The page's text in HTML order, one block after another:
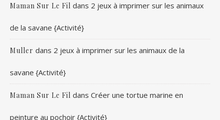
Maman Sur Le Fil dans 2 jeux à imprimer sur les animaux
de la savane {Activité}
Muller dans 2 jeux à imprimer sur les animaux de la
savane {Activité}
Maman Sur Le Fil dans Créer une tortue marine en
peinture au pochoir {Activité}